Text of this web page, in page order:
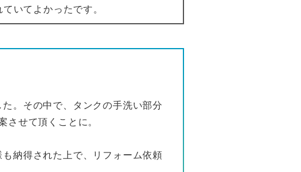
いてよかったです。
。その中で、タンクの手洗い部分
させて頂くことに。
納得された上で、リフォーム依頼